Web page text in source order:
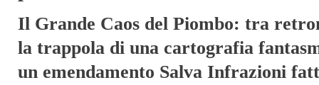
Il Grande Caos del Piombo: tra
la trappola di una cartografia
un emendamento Salva Infrazioni